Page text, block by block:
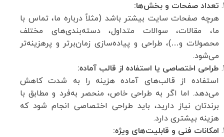
تعداد صفحات و بخش‌ها:
هرچه صفحات سایت بیشتر باشد (مثلاً درباره ما، تماس با
ما، مقالات، سوالات متداول، دسته‌بندی‌های مختلف
محصولات و…)، طراحی و پیاده‌سازی زمان‌برتر و پرهزینه‌تر
می‌شود.
طراحی اختصاصی یا استفاده از قالب آماده:
استفاده از قالب‌های آماده هزینه را به شدت کاهش
می‌دهد. اما اگر به طراحی خاص، منحصر به‌فرد و مطابق با
برندتان نیاز دارید، باید طراحی اختصاصی انجام شود که
هزینه بیشتری دارد.
امکانات فنی و قابلیت‌های ویژه: